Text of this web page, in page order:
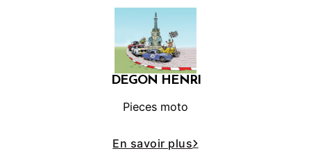
DEGON HENRI
Pieces moto
En savoir plus